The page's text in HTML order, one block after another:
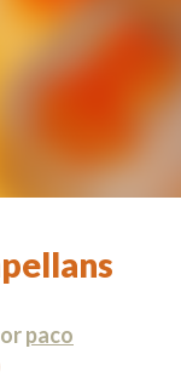
paco